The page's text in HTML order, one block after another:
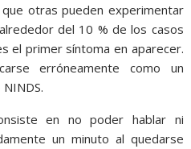
otras pueden experimentar
del 10 % de los casos
el primer síntoma en aparecer.
erróneamente como un
en no poder hablar ni
un minuto al quedarse